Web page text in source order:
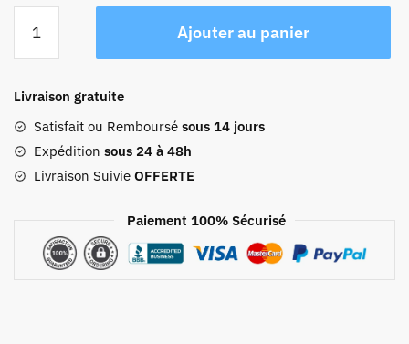
Sac
Dos
De
Voyage
Homme
Ajouter au panier
Livraison gratuite
Satisfait ou Remboursé sous 14 jours
Expédition sous 24 à 48h
Livraison Suivie OFFERTE
Paiement 100% Sécurisé